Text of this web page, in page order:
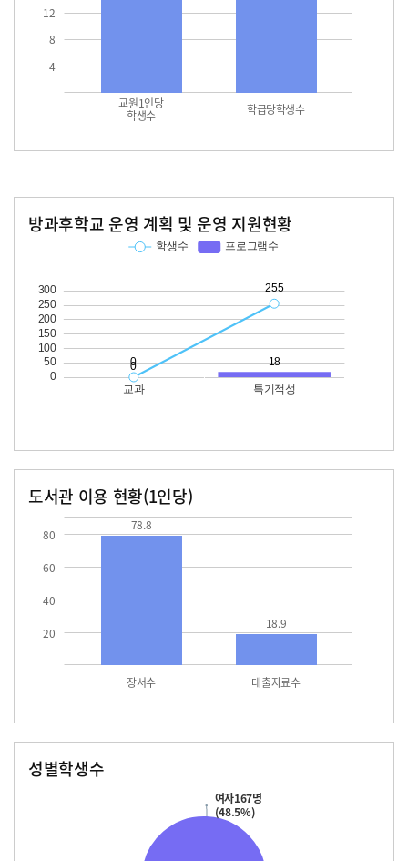
4
8
12
교원1인당
학생수 학급당학생수
방과후학교 운영 계획 및 운영 지원현황
도서관 이용 현황(1인당)
20
40
60
80
장서수 대출자료수
78.8
18.9
성별학생수
여자167명
(48.5%)